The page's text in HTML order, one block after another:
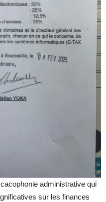
administrative qui
sur les finances